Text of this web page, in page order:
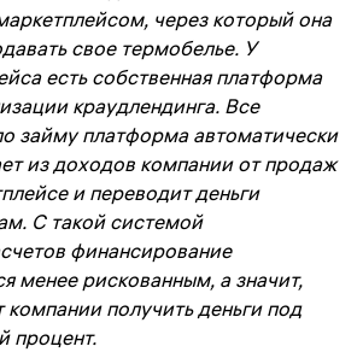
через который она
свое термобелье. У
есть собственная платформа
краудлендинга. Все
займу платформа автоматически
из доходов компании от продаж
и переводит деньги
С такой системой
финансирование
менее рискованным, а значит,
компании получить деньги под
процент.